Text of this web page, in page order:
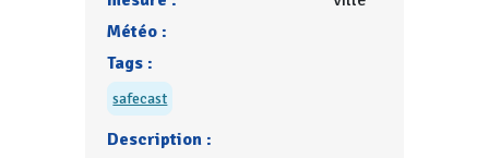
Météo :
Tags :
safecast
Description :